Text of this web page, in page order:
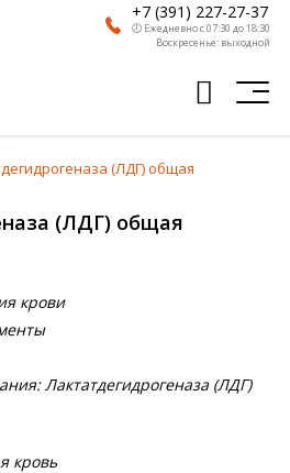
+7 (391) 227-27-37
🕗 Ежедневно с 07:30 до 18:30
Воскресенье: выходной
(ЛДГ) общая
(ЛДГ) общая
крови
Лактатдегидрогеназа (ЛДГ)
кровь